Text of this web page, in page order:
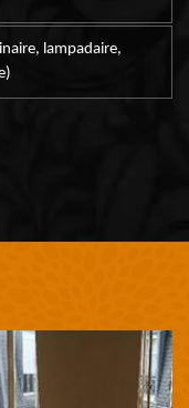
lampadaire,